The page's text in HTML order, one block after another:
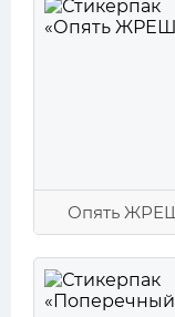
Опять